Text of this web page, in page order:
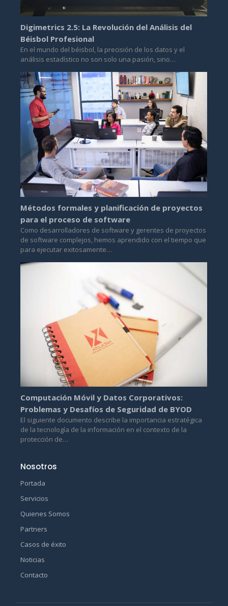
Digimetrics 2.5: La Revolución del Análisis del
Béisbol Profesional
En el mundo del béisbol, la precisión de los datos y el
análisis estadístico no son solo una pasión, sino…
Métodos formales y planificación de proyectos
para el proceso de software
Como desarrolladores de software y gerentes de proyectos
de software complejos, hemos aprendido con el tiempo que
para ejecutar exitosamente…
Computación Móvil y Datos Corporativos:
Problemas y Desafíos de Seguridad de BYOD
El siguiente documento describe la importancia estratégica
de la tecnología de la información en el contexto de la
protección de…
Nosotros
Portada
Servicios
Quienes Somos
Partners
Casos de éxito
Noticias
Contacto